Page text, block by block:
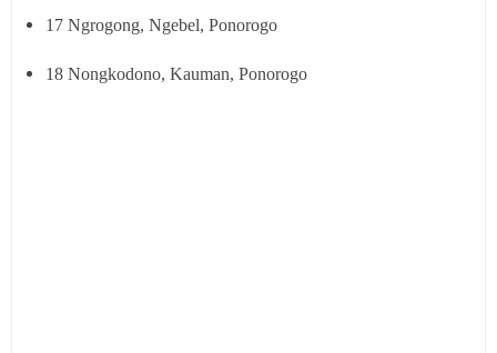
17 Ngrogong, Ngebel, Ponorogo
18 Nongkodono, Kauman, Ponorogo